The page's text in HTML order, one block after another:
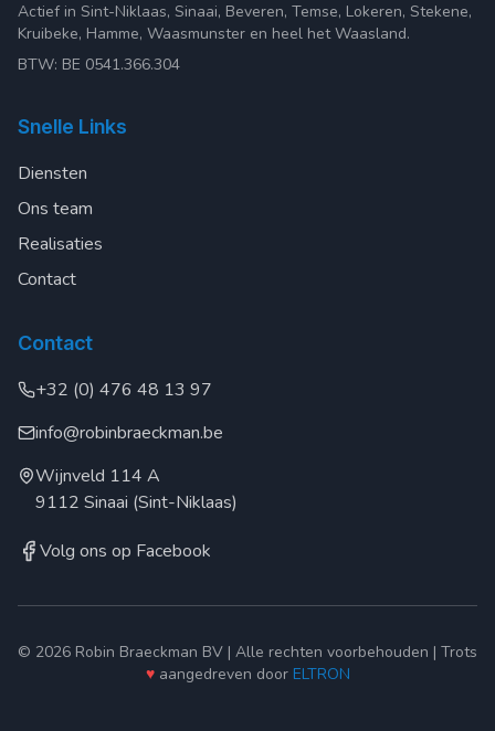
Actief in Sint-Niklaas, Sinaai, Beveren, Temse, Lokeren, Stekene,
Kruibeke, Hamme, Waasmunster en heel het Waasland.
BTW: BE 0541.366.304
Snelle Links
Diensten
Ons team
Realisaties
Contact
Contact
+32 (0) 476 48 13 97
info@robinbraeckman.be
Wijnveld 114 A
9112 Sinaai (Sint-Niklaas)
Volg ons op Facebook
© 2026 Robin Braeckman BV | Alle rechten voorbehouden | Trots
♥aangedreven door ELTRON